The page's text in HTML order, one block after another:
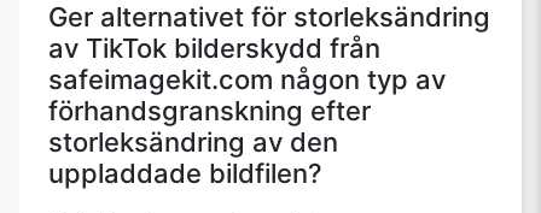
Ger alternativet för storleksändring
av TikTok bilderskydd från
safeimagekit.com någon typ av
förhandsgranskning efter
storleksändring av den
uppladdade bildfilen?